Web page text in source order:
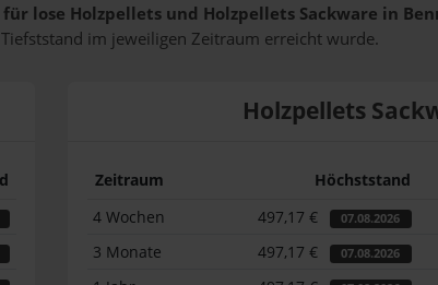
lose Holzpellets und Holzpellets Sackware in
im jeweiligen Zeitraum erreicht wurde.
Holzpellets
Zeitraum Höchststand
4 Wochen
497,17 € 07.08.2026
3 Monate 497,17 € 07.08.2026